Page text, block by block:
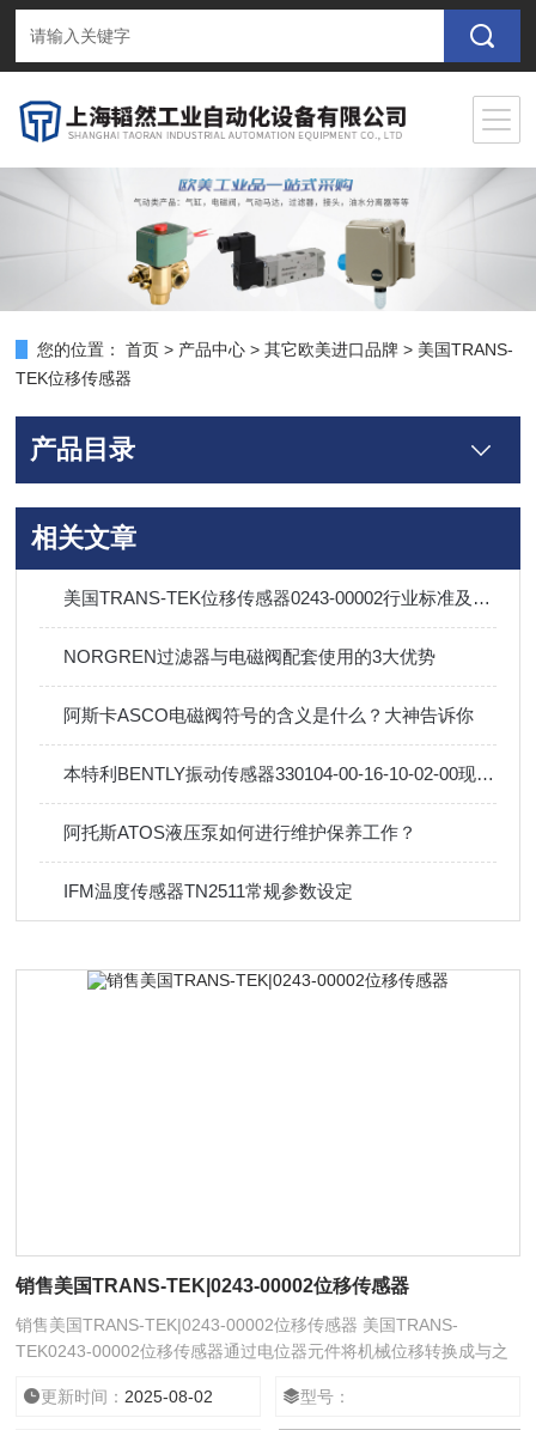
您的位置： 首页 > 产品中心 >其它欧美进口品牌 > 美国TRANS-
TEK位移传感器
产品目录
相关文章
美国TRANS-TEK位移传感器0243-00002行业标准及应用
NORGREN过滤器与电磁阀配套使用的3大优势
阿斯卡ASCO电磁阀符号的含义是什么？大神告诉你
本特利BENTLY振动传感器330104-00-16-10-02-00现货销售
阿托斯ATOS液压泵如何进行维护保养工作？
IFM温度传感器TN2511常规参数设定
销售美国TRANS-TEK|0243-00002位移传感器
销售美国TRANS-TEK|0243-00002位移传感器 美国TRANS-
TEK0243-00002位移传感器通过电位器元件将机械位移转换成与之
位器都可分别用作直线位移和角位移传感器。但是，为实现测量位移
更新时间： 2025-08-02 型号：